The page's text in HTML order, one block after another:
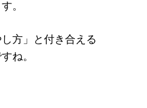
。
方」と付き合える
ね。